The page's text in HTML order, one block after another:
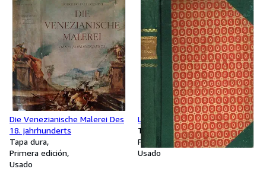
Die Venezianische Malerei Des
18. jahrhunderts
Tapa dura
Primera edición
Usado
La Portoghese
Tapa dura
Primera edición
Usado